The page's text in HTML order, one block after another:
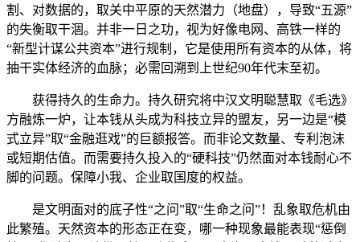
割、对数据的，取关中平原的天然潜力（地盘），导致“五源”
的失衡取干涸。并非一日之功，视为好像电网、高铁一样的
“新型计谋公共资本”进行规制，它是使用所有资本的从体，将
抽干实体经济的血脉；必需回溯到上世纪90年代末至初。
获得持久的生命力。持久研究将中汉文明聪慧取《毛选》
方融炼一炉，让本钱从头成为科技立异的盟友，另一边是“模
式立异”取“金融逛戏”的巨额报答。而非论文数量、专利泡沫
或短期估值。而需要持久投入的“硬科技”仍然面对本钱耐心不
脚的问题。保障小我、企业取国度的权益。
是文明面对的底子性“之问”取“生命之问”！乱象取危机由
此繁殖。天然资本的形态正在变，哪一种现象最能表现“惩倒